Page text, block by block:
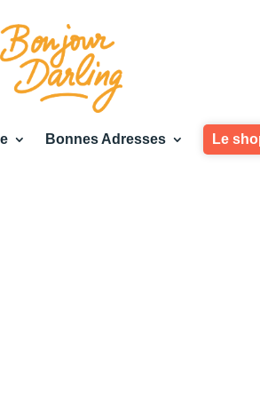
Bonnes Adresses Le